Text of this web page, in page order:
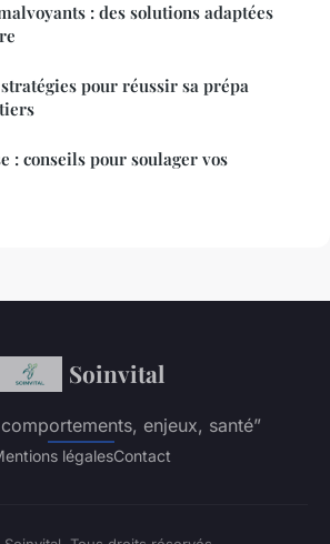
: des solutions adaptées
pour réussir sa prépa
: conseils pour soulager vos
Soinvital
enjeux, santé”
légalesContact